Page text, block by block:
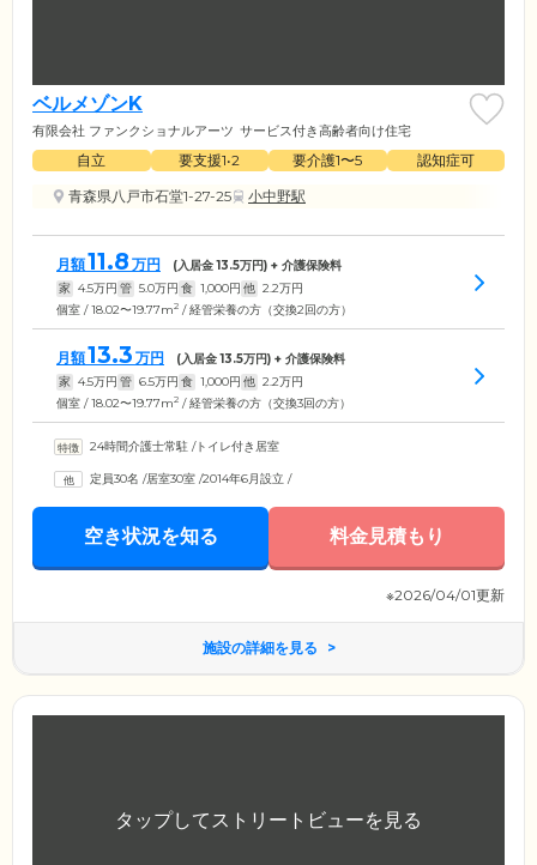
ベルメゾンK
有限会社 ファンクショナルアーツ サービス付き高齢者向け住宅
自立 要支援1•2 要介護1〜5
認知症可
青森県八戸市石堂1-27-25
小中野駅
月額11.8 万円 (入居金13.5万円) + 介護保険料
家 4.5万円 管 5.0万円 食 1,000円 他 2.2万円
個室 / 18.02〜19.77m2 / 経管栄養の方（交換2回の方）
月額13.3 万円 (入居金13.5万円) + 介護保険料
家 4.5万円 管 6.5万円 食 1,000円 他 2.2万円
個室 / 18.02〜19.77m2 / 経管栄養の方（交換3回の方）
24時間介護士常駐 /トイレ付き居室
定員30名 /居室30室 /2014年6月設立 /
空き状況を知る 料金見積もり
※2026/04/01更新
施設の詳細を見る